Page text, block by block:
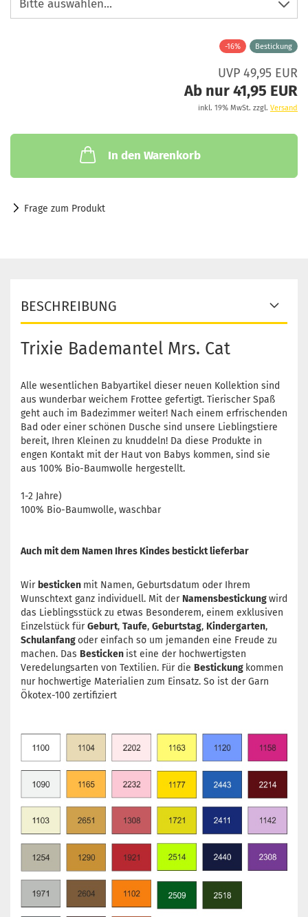
-16% Bestickung
UVP 49,95 EUR
Ab nur 41,95 EUR
inkl. 19% MwSt. zzgl. Versand
In den Warenkorb
Frage zum Produkt
BESCHREIBUNG
Trixie Bademantel Mrs. Cat
Alle wesentlichen Babyartikel dieser neuen Kollektion sind
aus wunderbar weichem Frottee gefertigt. Tierischer Spaß
geht auch im Badezimmer weiter! Nach einem erfrischenden
Bad oder einer schönen Dusche sind unsere Lieblingstiere
bereit, Ihren Kleinen zu knuddeln! Da diese Produkte in
engen Kontakt mit der Haut von Babys kommen, sind sie
aus 100% Bio-Baumwolle hergestellt.
1-2 Jahre)
100% Bio-Baumwolle, waschbar
Auch mit dem Namen Ihres Kindes bestickt lieferbar
Wir besticken mit Namen, Geburtsdatum oder Ihrem
Wunschtext ganz individuell. Mit der Namensbestickungwird
das Lieblingsstück zu etwas Besonderem, einem exklusiven
Einzelstück fürGeburt, Taufe, Geburtstag, Kindergarten,
Schulanfangoder einfach so um jemanden eine Freude zu
machen. Das Besticken ist eine der hochwertigsten
Veredelungsarten von Textilien. Für die Bestickung kommen
nur hochwertige Materialien zum Einsatz. So ist der Garn
Ökotex-100 zertifiziert